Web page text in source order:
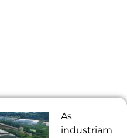
As
industriam